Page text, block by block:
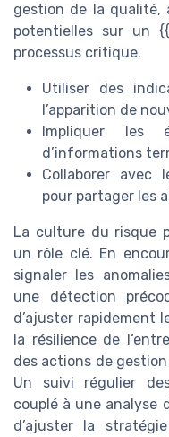
gestion de la qualité,
potentielles sur un
processus critique.
Utiliser des
l’apparition de
Impliquer les
d’informations
Collaborer avec
pour partager les
La culture du risque
un rôle clé. En
signaler les
une détection
d’ajuster rapidement
la résilience de
des actions de
Un suivi régulier
couplé à une analyse
d’ajuster la